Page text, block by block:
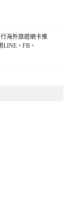
海外旅遊網卡推
LINE、FB、